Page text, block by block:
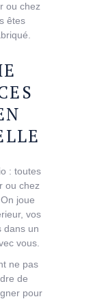
ou chez
êtes
: toutes
ou chez
joue
vos
dans un
vous.
ne pas
de
pour